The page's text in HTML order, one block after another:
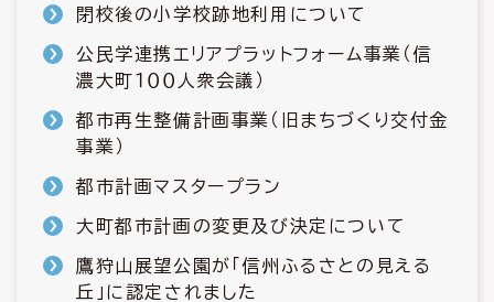
閉校後の小学校跡地利用について
公民学連携エリアプラットフォーム事業（信
濃大町１００人衆会議）
都市再生整備計画事業（旧まちづくり交付金
事業）
都市計画マスタープラン
大町都市計画の変更及び決定について
鷹狩山展望公園が「信州ふるさとの見える
丘」に認定されました